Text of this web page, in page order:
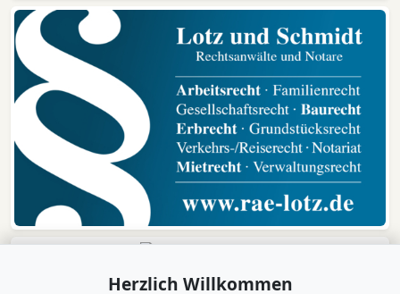
Herzlich Willkommen